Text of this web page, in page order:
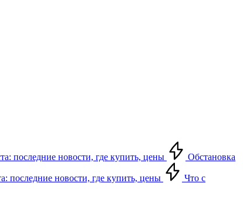
последние новости, где купить, цены Обстановка
последние новости, где купить, цены
Что с